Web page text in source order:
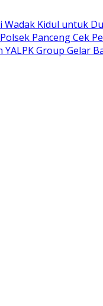
Kidul untuk
Polsek Panceng Cek
Group Gelar